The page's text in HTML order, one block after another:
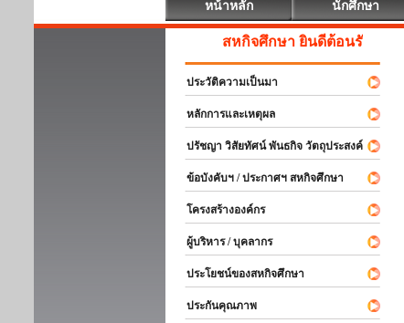
หน้าหลัก นักศึกษา
สหกิจศึกษา ยินดีต้อนรับ
ประวัติความเป็นมา
หลักการและเหตุผล
ปรัชญา วิสัยทัศน์ พันธกิจ วัตถุประสงค์
ข้อบังคับฯ / ประกาศฯ สหกิจศึกษา
โครงสร้างองค์กร
ผู้บริหาร / บุคลากร
ประโยชน์ของสหกิจศึกษา
ประกันคุณภาพ